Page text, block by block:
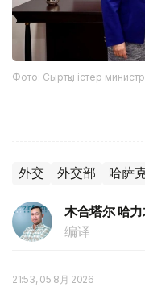
Фото: Сыртқы істер
外交 外交部 哈萨
木合塔尔 哈
编译
21:53, 05 8月 2026